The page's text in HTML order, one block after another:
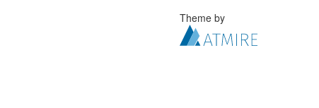
Theme by